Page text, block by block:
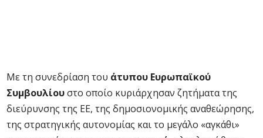
Με τη συνεδρίαση του άτυπου Ευρωπαϊκού
Συμβουλίουστο οποίο κυριάρχησαν ζητήματα της
διεύρυνσης της ΕΕ, της δημοσιονομικής αναθεώρησης,
της στρατηγικής αυτονομίας και το μεγάλο «αγκάθι»